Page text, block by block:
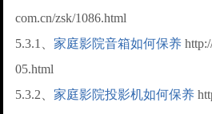
com.cn/zsk/1086.html
5.3.1、家庭影院音箱如何保养
05.html
5.3.2、家庭影院投影机如何保养